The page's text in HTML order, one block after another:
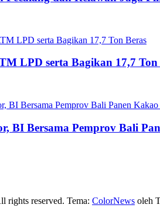
LPD serta Bagikan 17,7 Ton
BI Bersama Pemprov Bali
rights reserved. Tema: ColorNews oleh